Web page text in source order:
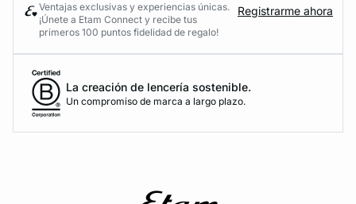
Ventajas exclusivas y experiencias únicas.
¡Únete a Etam Connect y recibe tus
primeros 100 puntos fidelidad de regalo!
Registrarme ahora
La creación de lencería sostenible.
Un compromiso de marca a largo plazo.